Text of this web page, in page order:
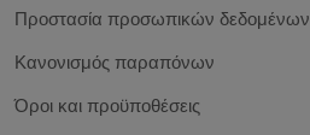
Προστασία προσωπικών δεδομένων
Κανονισμός παραπόνων
Όροι και προϋποθέσεις